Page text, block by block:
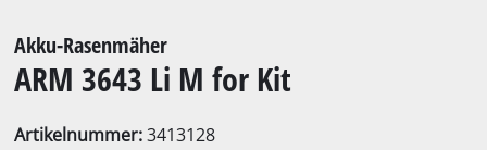
Akku-Rasenmäher
ARM 3643 Li M for Kit
Artikelnummer:3413128